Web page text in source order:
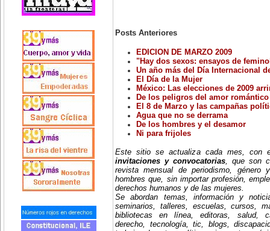
Posts Anteriores
EDICION DE MARZO 2009
"Hay dos sexos: ensayos de
Un año más del Día Internacional
El Día de la Mujer
México: Las elecciones de 2009
De los peligros del amor
El 8 de Marzo y las campañas
Agua que no se derrama
De los hombres y el desamor
Ni para frijoles
Este sitio se actualiza cada mes, con
invitaciones y convocatorias, que son
revista mensual de periodismo, género
hombres que, sin importar profesión,
derechos humanos y de las mujeres.
Se abordan temas, información y
seminarios, talleres, escuelas, cursos,
bibliotecas en línea, editoras, salud,
derecho, tecnología, tic, blogs,